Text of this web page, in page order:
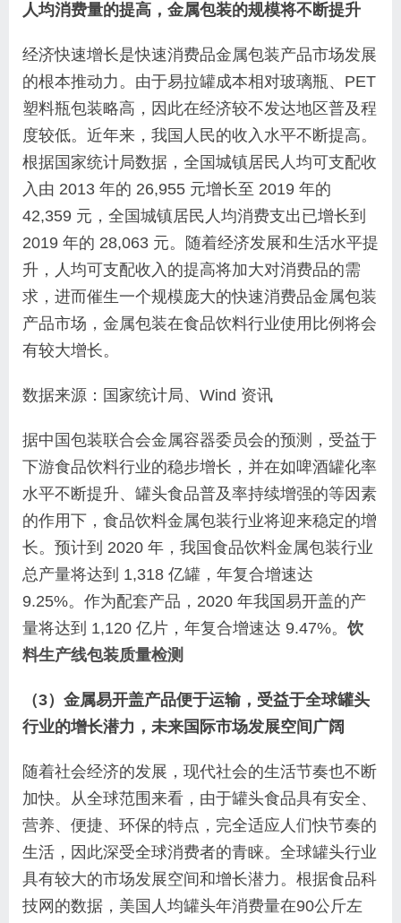
人均消费量的提高，金属包装的规模将不断提升
经济快速增长是快速消费品金属包装产品市场发展
的根本推动力。由于易拉罐成本相对玻璃瓶、PET
塑料瓶包装略高，因此在经济较不发达地区普及程
度较低。近年来，我国人民的收入水平不断提高。
根据国家统计局数据，全国城镇居民人均可支配收
入由 2013 年的 26,955 元增长至 2019 年的
42,359 元，全国城镇居民人均消费支出已增长到
2019 年的 28,063 元。随着经济发展和生活水平提
升，人均可支配收入的提高将加大对消费品的需
求，进而催生一个规模庞大的快速消费品金属包装
产品市场，金属包装在食品饮料行业使用比例将会
有较大增长。
数据来源：国家统计局、Wind 资讯
据中国包装联合会金属容器委员会的预测，受益于
下游食品饮料行业的稳步增长，并在如啤酒罐化率
水平不断提升、罐头食品普及率持续增强的等因素
的作用下，食品饮料金属包装行业将迎来稳定的增
长。预计到 2020 年，我国食品饮料金属包装行业
总产量将达到 1,318 亿罐，年复合增速达
9.25%。作为配套产品，2020 年我国易开盖的产
量将达到 1,120 亿片，年复合增速达 9.47%。饮
料生产线包装质量检测
（3）金属易开盖产品便于运输，受益于全球罐头
行业的增长潜力，未来国际市场发展空间广阔
随着社会经济的发展，现代社会的生活节奏也不断
加快。从全球范围来看，由于罐头食品具有安全、
营养、便捷、环保的特点，完全适应人们快节奏的
生活，因此深受全球消费者的青睐。全球罐头行业
具有较大的市场发展空间和增长潜力。根据食品科
技网的数据，美国人均罐头年消费量在90公斤左